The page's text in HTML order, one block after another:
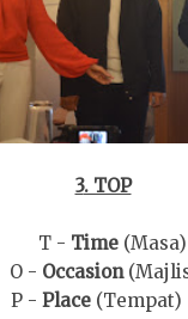
3. TOP
T - Time (Masa)
O - Occasion(M
P - Place(Tempat)